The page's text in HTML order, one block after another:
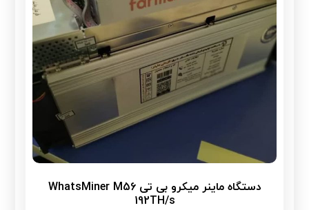
دستگاه ماینر میکرو بی تی WhatsMiner M56
192TH/s